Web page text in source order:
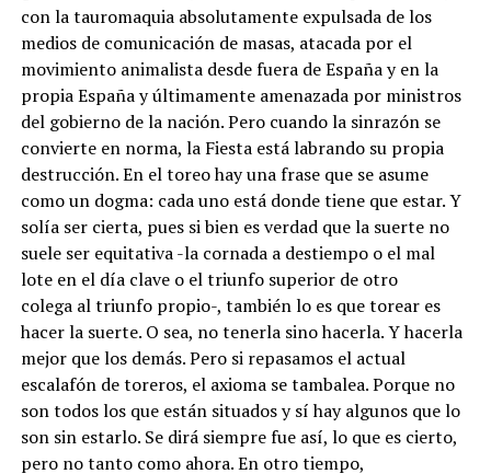
con la tauromaquia absolutamente expulsada de los
medios de comunicación de masas, atacada por el
movimiento animalista desde fuera de España y en la
propia España y últimamente amenazada por ministros
del gobierno de la nación. Pero cuando la sinrazón se
convierte en norma, la Fiesta está labrando su propia
destrucción. En el toreo hay una frase que se asume
como un dogma: cada uno está donde tiene que estar. Y
solía ser cierta, pues si bien es verdad que la suerte no
suele ser equitativa -la cornada a destiempo o el mal
lote en el día clave o el triunfo superior de otro
colega al triunfo propio-, también lo es que torear es
hacer la suerte. O sea, no tenerla sino hacerla. Y hacerla
mejor que los demás. Pero si repasamos el actual
escalafón de toreros, el axioma se tambalea. Porque no
son todos los que están situados y sí hay algunos que lo
son sin estarlo. Se dirá siempre fue así, lo que es cierto,
pero no tanto como ahora. En otro tiempo,